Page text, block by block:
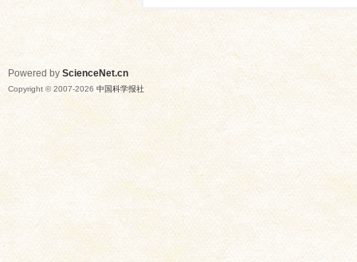
Powered by ScienceNet.cn
Copyright © 2007-2026 中国科学报社